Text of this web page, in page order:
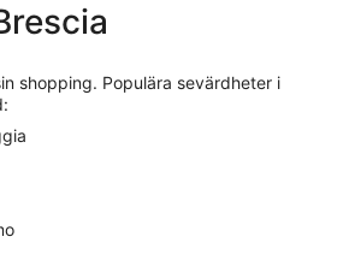
shopping. Populära sevärdheter i